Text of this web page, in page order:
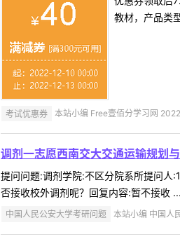
教材，产品类
考试优惠券 本站小编 Free壹佰分学习网
调剂一志愿西南交大交通运输规划
提问问题:调剂学院:不区分院系所提问
否接收校外调剂呢？回复内容:暂不接收 ...
中国人民公安大学考研问题 本站小编 中国人